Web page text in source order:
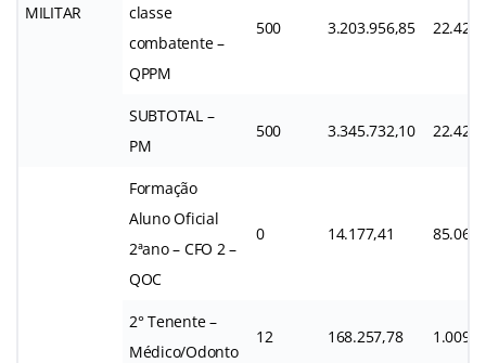
MILITAR
classe
combatente –
QPPM
500 3.203.956,85
SUBTOTAL –
PM
500 3.345.732,10
Formação
Aluno Oficial
2ªano – CFO 2 –
QOC
0 14.177,41
2° Tenente –
Médico/Odonto
12 168.257,78